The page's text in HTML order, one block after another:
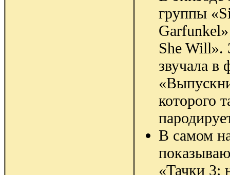
группы
She Will».
звучала в
которого
В самом
«Тачки 3: